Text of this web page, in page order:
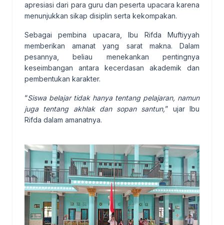
apresiasi dari para guru dan peserta upacara karena
menunjukkan sikap disiplin serta kekompakan.
Sebagai pembina upacara, Ibu Rifda Muftiyyah
memberikan amanat yang sarat makna. Dalam
pesannya, beliau menekankan pentingnya
keseimbangan antara kecerdasan akademik dan
pembentukan karakter.
“Siswa belajar tidak hanya tentang pelajaran, namun
juga tentang akhlak dan sopan santun,” ujar Ibu
Rifda dalam amanatnya.